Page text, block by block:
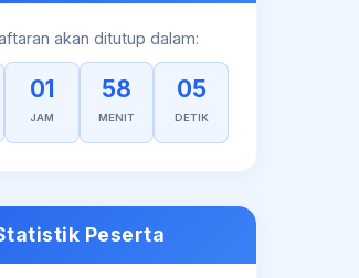
akan ditutup dalam:
01
JAM
58
MENIT
04
DETIK
Peserta